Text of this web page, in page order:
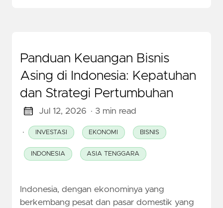
Panduan Keuangan Bisnis
Asing di Indonesia: Kepatuhan
dan Strategi Pertumbuhan
Jul 12, 2026 · 3 min read
· INVESTASI EKONOMI BISNIS
INDONESIA ASIA TENGGARA
Indonesia, dengan ekonominya yang
berkembang pesat dan pasar domestik yang